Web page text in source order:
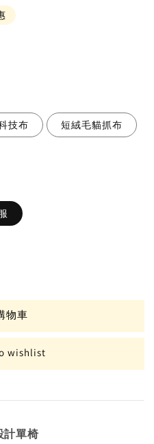
技布 短絨毛貓抓布
物車
wishlist
計單椅